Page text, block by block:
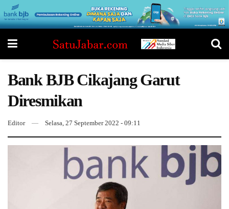
Bank BJB Cikajang Garut
Diresmikan
Editor Selasa, 27 September 2022 - 09:11